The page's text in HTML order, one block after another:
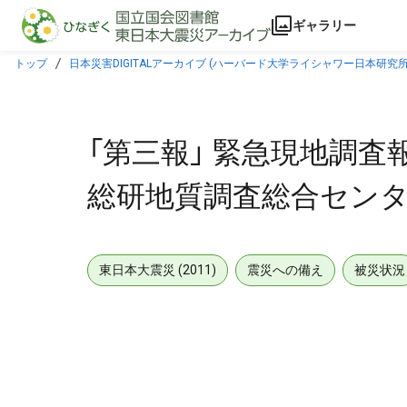
本文に飛ぶ
ギャラリー
トップ 日本災害DIGITALアーカイブ (ハーバード大学ライシャワー日本研究
「第三報」 緊急現地調
総研地質調査総合セン
東日本大震災 (2011) 震災への備え 被災状況